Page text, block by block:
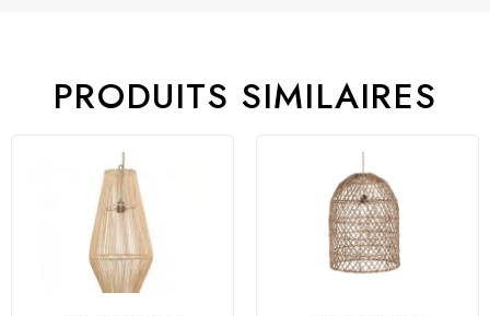
PRODUITS SIMILAIRES